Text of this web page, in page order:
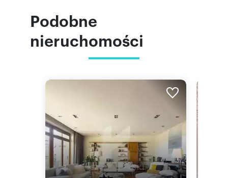
Więcej informacji
Pośrednik odpowiedzialny zawodowo za
wykonanie umowy pośrednictwa: Paweł
Kaczyński (licencja nr: 1818)
Numer oferty: MET-MS-317
Podobne
nieruchomości